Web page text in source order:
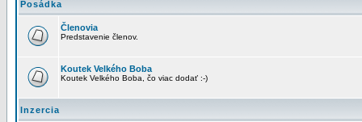
Posádka
Členovia
Predstavenie členov.
Koutek Velkého Boba
Koutek Velkého Boba, čo viac dodať :-)
Inzercia